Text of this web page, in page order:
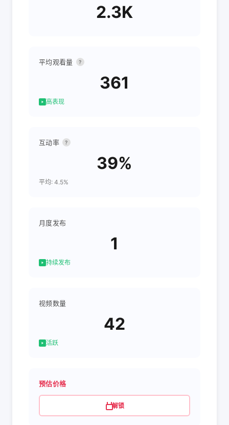
2.3K
平均观看量 ?
361
高表现
互动率 ?
39%
平均: 4.5%
月度发布
1
持续发布
视频数量
42
活跃
预估价格
解锁